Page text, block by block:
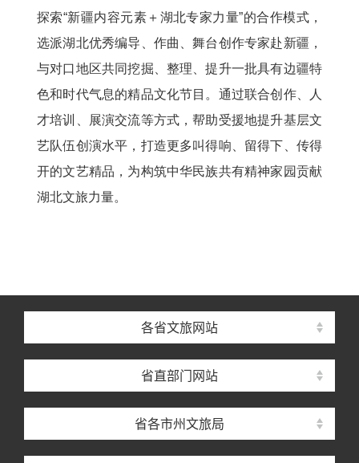
探索“新疆内容元素＋湖北专家力量”的合作模式，
选派湖北优秀编导、作曲、舞台创作专家赴新疆，
与对口地区共同挖掘、整理、提升一批具有边疆特
色和时代气息的精品文化节目。通过联合创作、人
才培训、展演交流等方式，帮助受援地提升基层文
艺队伍创演水平，打造更多叫得响、留得下、传得
开的文艺精品，为构筑中华民族共有精神家园贡献
湖北文旅力量。
各省文旅网站
省直部门网站
省各市州文旅局